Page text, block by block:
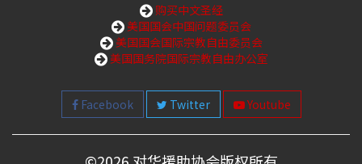
购买中文圣经
美国国会中国问题委员会
美国国会国际宗教自由委员会
美国国务院国际宗教自由办公室
Facebook Twitter Youtube